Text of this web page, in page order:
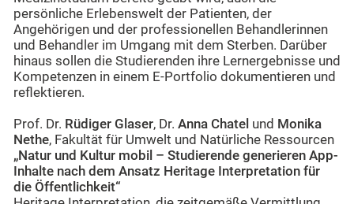
persönliche Erlebenswelt der Patienten, der
Angehörigen und der professionellen Behandlerinnen
und Behandler im Umgang mit dem Sterben. Darüber
hinaus sollen die Studierenden ihre Lernergebnisse und
Kompetenzen in einem E-Portfolio dokumentieren und
reflektieren.
Prof. Dr. Rüdiger Glaser, Dr. Anna Chatel und Monika
Nethe, Fakultät für Umwelt und Natürliche Ressourcen
„Natur und Kultur mobil – Studierende generieren App-
Inhalte nach dem Ansatz Heritage Interpretation für
die Öffentlichkeit“